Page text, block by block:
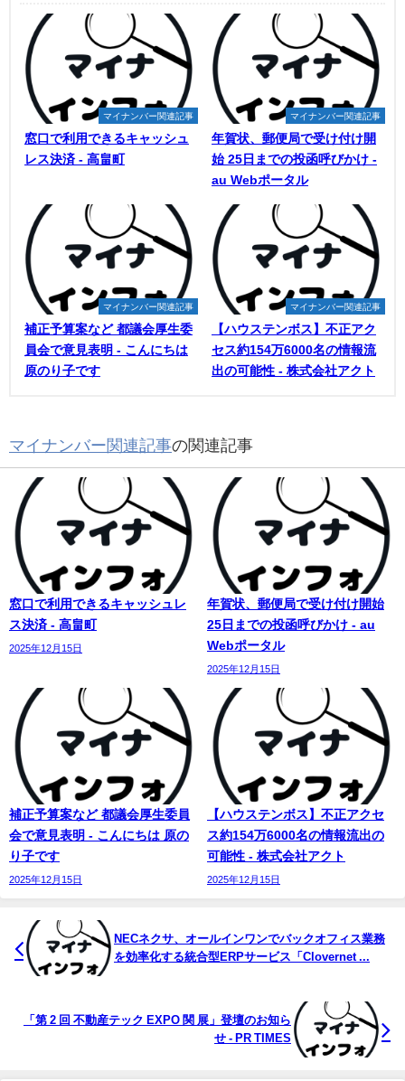
マイナンバー関連記事
窓口で利用できるキャッシュ
レス決済 - 高畠町
マイナンバー関連記事
年賀状、郵便局で受け付け開
始 25日までの投函呼びかけ -
au Webポータル
マイナンバー関連記事
補正予算案など 都議会厚生委
員会で意見表明 - こんにちは
原のり子です
マイナンバー関連記事
【ハウステンボス】不正アク
セス約154万6000名の情報流
出の可能性 - 株式会社アクト
マイナンバー関連記事の関連記事
窓口で利用できるキャッシュレ
ス決済 - 高畠町
2025年12月15日
年賀状、郵便局で受け付け開始
25日までの投函呼びかけ - au
Webポータル
2025年12月15日
補正予算案など 都議会厚生委員
会で意見表明 - こんにちは 原の
り子です
2025年12月15日
【ハウステンボス】不正アクセ
ス約154万6000名の情報流出の
可能性 - 株式会社アクト
2025年12月15日
NECネクサ、オールインワンでバックオフィス業務
を効率化する統合型ERPサービス「Clovernet ...
「第 2 回 不動産テック EXPO 関 展」登壇のお知ら
せ - PR TIMES